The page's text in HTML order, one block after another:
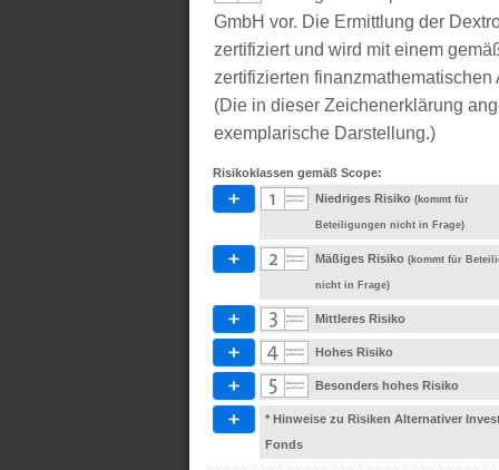
GmbH vor. Die Ermittlung der
zertifiziert und wird mit einem
zertifizierten
(Die in dieser Zeichenerklärung
exemplarische Darstellung.)
Risikoklassen gemäß Scope:
Niedriges Risiko (kommt für
Beteiligungen nicht in Frage)
Mäßiges Risiko (kommt für
nicht in Frage)
Mittleres Risiko
Hohes Risiko
Besonders hohes Risiko
* Hinweise zu Risiken Alternativer
Fonds